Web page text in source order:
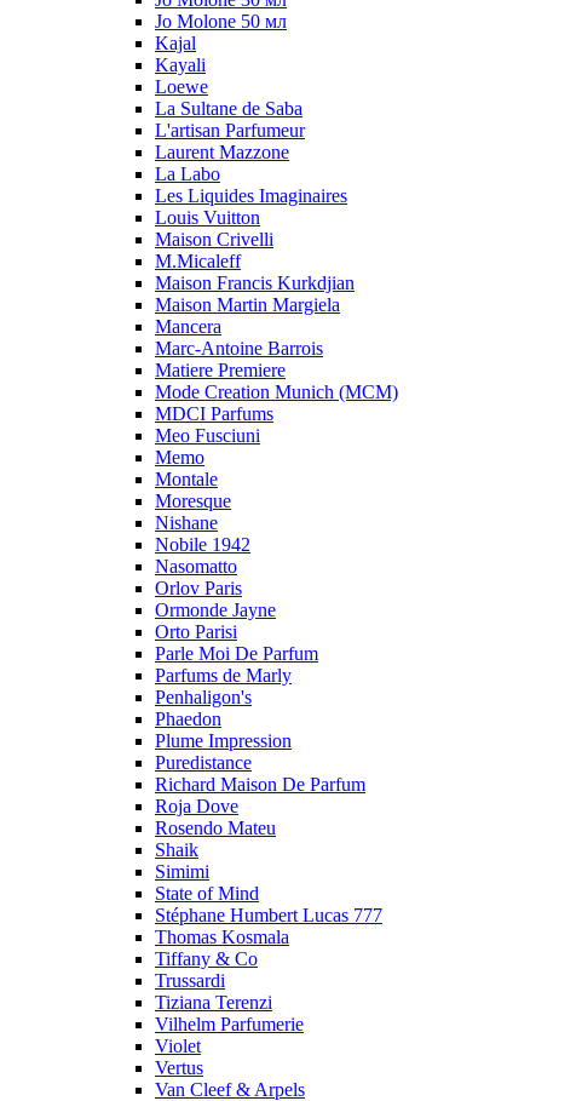
Jo Molone 50 мл
Kajal
Kayali
Loewe
La Sultane de Saba
L'artisan Parfumeur
Laurent Mazzone
La Labo
Les Liquides Imaginaires
Louis Vuitton
Maison Crivelli
M.Micaleff
Maison Francis Kurkdjian
Maison Martin Margiela
Mancera
Marc-Antoine Barrois
Matiere Premiere
Mode Creation Munich (MCM)
MDCI Parfums
Meo Fusciuni
Memo
Montale
Moresque
Nishane
Nobile 1942
Nasomatto
Orlov Paris
Ormonde Jayne
Orto Parisi
Parle Moi De Parfum
Parfums de Marly
Penhaligon's
Phaedon
Plume Impression
Puredistance
Richard Maison De Parfum
Roja Dove
Rosendo Mateu
Shaik
Simimi
State of Mind
Stéphane Humbert Lucas 777
Thomas Kosmala
Tiffany & Co
Trussardi
Tiziana Terenzi
Vilhelm Parfumerie
Violet
Vertus
Van Cleef & Arpels